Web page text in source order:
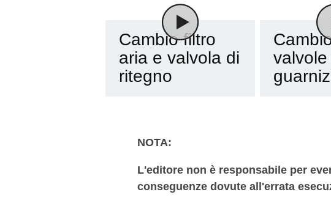
Cambio filtro
aria e valvola di
ritegno
valvole
NOTA:
L'editore non è responsabile per
conseguenze dovute all'errata